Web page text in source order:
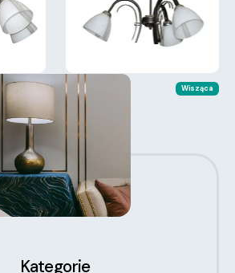
Wisząca X3 Wisząca
Kategorie